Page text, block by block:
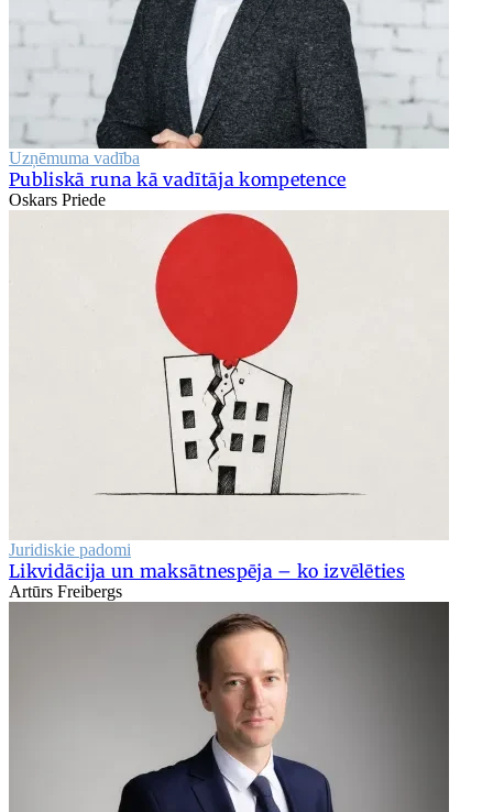
Uzņēmuma vadība
Publiskā runa kā vadītāja kompetence
Oskars Priede
Juridiskie padomi
Likvidācija un maksātnespēja – ko izvēlēties
Artūrs Freibergs